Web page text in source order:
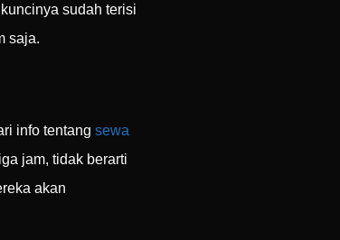
sudah terisi
saja.
info tentang sewa
jam, tidak berarti
akan